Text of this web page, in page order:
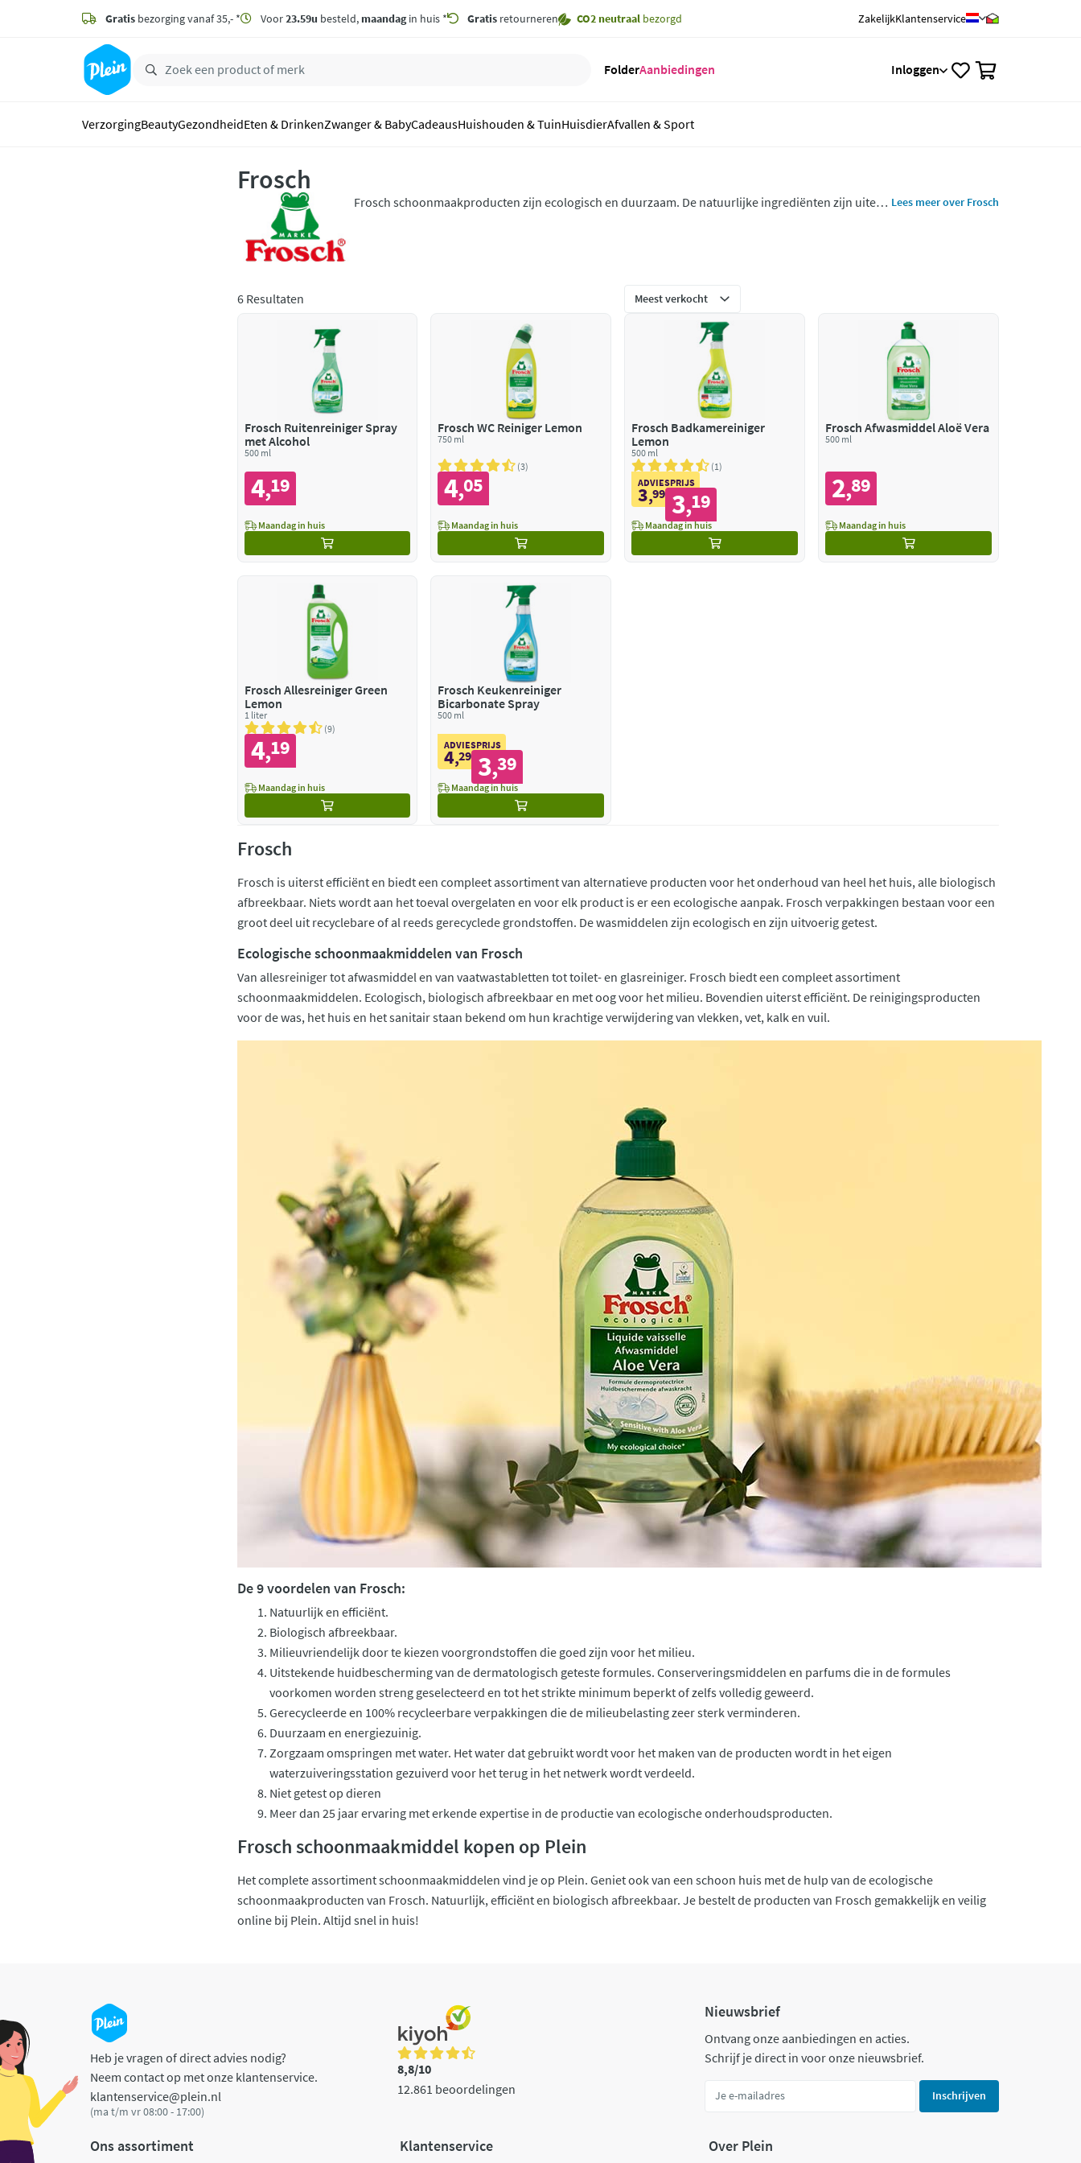
zoeken
hoofdinhoud
Gratis bezorging vanaf 35,- * Voor23.59u besteld, maandagin huis * Gratis retourneren CO2 neutraal bezorgd ZakelijkKlantenservice
FolderAanbiedingen Inloggen
VerzorgingBeautyGezondheidEten & DrinkenZwanger & BabyCadeausHuishouden & TuinHuisdierAfvallen & Sport
Frosch
Frosch schoonmaakproducten zijn ecologisch en duurzaam. De natuurlijke ingrediënten zijn uiterst Lees meer over Frosch
6 Resultaten
Frosch Ruitenreiniger Spray
met Alcohol
500 ml
4,19
Maandag in huis
Frosch WC Reiniger Lemon
750 ml
3
4,05
Maandag in huis
Frosch Badkamereiniger
Lemon
500 ml
1
ADVIESPRIJS
3,99 3,19
Maandag in huis
Frosch Afwasmiddel Aloë Vera
500 ml
2,89
Maandag in huis
Frosch Allesreiniger Green
Lemon
1 liter
9
4,19
Maandag in huis
Frosch Keukenreiniger
Bicarbonate Spray
500 ml
ADVIESPRIJS
4,29 3,39
Maandag in huis
Frosch
Frosch is uiterst efficiënt en biedt een compleet assortiment van alternatieve producten voor het onderhoud van heel het huis, alle biologisch
afbreekbaar. Niets wordt aan het toeval overgelaten en voor elk product is er een ecologische aanpak. Frosch verpakkingen bestaan voor een
groot deel uit recyclebare of al reeds gerecyclede grondstoffen. De wasmiddelen zijn ecologisch en zijn uitvoerig getest.
Ecologische schoonmaakmiddelen van Frosch
Van allesreiniger tot afwasmiddel en van vaatwastabletten tot toilet- en glasreiniger. Frosch biedt een compleet assortiment
schoonmaakmiddelen. Ecologisch, biologisch afbreekbaar en met oog voor het milieu. Bovendien uiterst efficiënt. De reinigingsproducten
voor de was, het huis en het sanitair staan bekend om hun krachtige verwijdering van vlekken, vet, kalk en vuil.
De 9 voordelen van Frosch:
Natuurlijk en efficiënt.
Biologisch afbreekbaar.
Milieuvriendelijk door te kiezen voorgrondstoffen die goed zijn voor het milieu.
Uitstekende huidbescherming van de dermatologisch geteste formules. Conserveringsmiddelen en parfums die in de formules
voorkomen worden streng geselecteerd en tot het strikte minimum beperkt of zelfs volledig geweerd.
Gerecycleerde en 100% recycleerbare verpakkingen die de milieubelasting zeer sterk verminderen.
Duurzaam en energiezuinig.
Zorgzaam omspringen met water. Het water dat gebruikt wordt voor het maken van de producten wordt in het eigen
waterzuiveringsstation gezuiverd voor het terug in het netwerk wordt verdeeld.
Niet getest op dieren
Meer dan 25 jaar ervaring met erkende expertise in de productie van ecologische onderhoudsproducten.
Frosch schoonmaakmiddel kopen op Plein
Het complete assortiment schoonmaakmiddelen vind je op Plein. Geniet ook van een schoon huis met de hulp van de ecologische
schoonmaakproducten van Frosch. Natuurlijk, efficiënt en biologisch afbreekbaar. Je bestelt de producten van Frosch gemakkelijk en veilig
online bij Plein. Altijd snel in huis!
Heb je vragen of direct advies nodig?
Neem contact op met onze klantenservice.
klantenservice@plein.nl
(ma t/m vr 08:00 - 17:00)
8,8/10
12.861 beoordelingen
Nieuwsbrief
Ontvang onze aanbiedingen en acties.
Schrijf je direct in voor onze nieuwsbrief.
Inschrijven
Ons assortiment Klantenservice Over Plein